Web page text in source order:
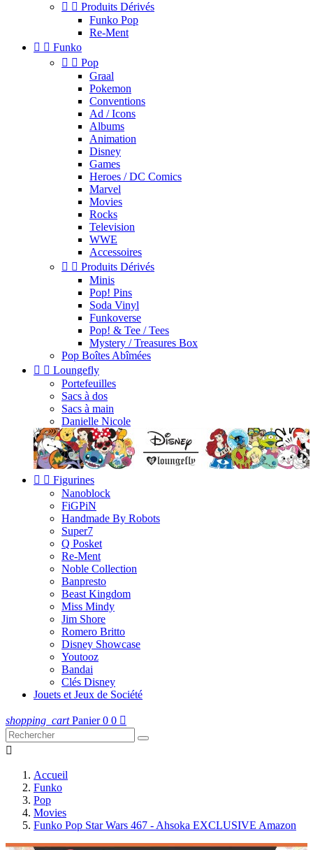
  Produits Dérivés
Funko Pop
Re-Ment
  Funko
  Pop
Graal
Pokemon
Conventions
Ad / Icons
Albums
Animation
Disney
Games
Heroes / DC Comics
Marvel
Movies
Rocks
Television
WWE
Accessoires
  Produits Dérivés
Minis
Pop! Pins
Soda Vinyl
Funkoverse
Pop! & Tee / Tees
Mystery / Treasures Box
Pop Boîtes Abîmées
  Loungefly
Portefeuilles
Sacs à dos
Sacs à main
Danielle Nicole
  Figurines
Nanoblock
FiGPiN
Handmade By Robots
Super7
Q Posket
Re-Ment
Noble Collection
Banpresto
Beast Kingdom
Miss Mindy
Jim Shore
Romero Britto
Disney Showcase
Youtooz
Bandai
Clés Disney
Jouets et Jeux de Société
shopping_cart Panier 0 0 

Accueil
Funko
Pop
Movies
Funko Pop Star Wars 467 - Ahsoka EXCLUSIVE Amazon